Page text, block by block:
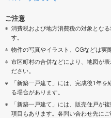
ご注意
消費税および地方消費税の対象とな
す。
物件の写真やイラスト、CGなどは実
市区町村の合併などにより、地図が
ださい。
「新築一戸建て」には、完成後1年
る場合があります。
「新築一戸建て」には、販売住戸が
項目もあります。各問い合わせ先にご